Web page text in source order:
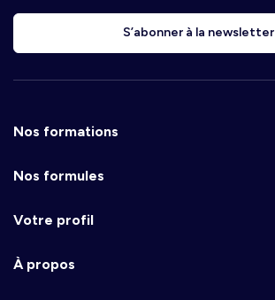
S’abonner à la newsletter
Nos formations
Nos formules
Votre profil
À propos